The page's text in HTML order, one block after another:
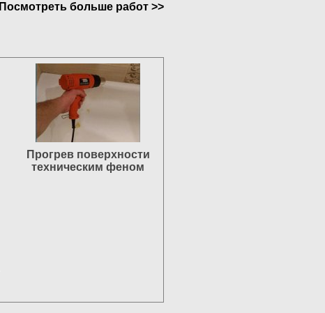
Посмотреть больше работ >>
Прогрев поверхности
техническим феном